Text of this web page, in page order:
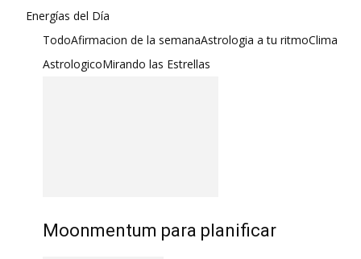
Energías del Día
TodoAfirmacion de la semanaAstrologia a tu ritmoClima
AstrologicoMirando las Estrellas
Moonmentum para planificar